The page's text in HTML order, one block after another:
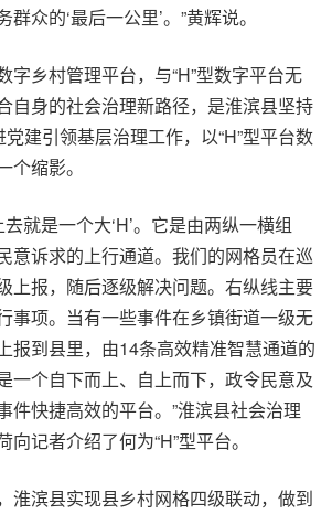
众的‘最后一公里’。”黄辉说。
字乡村管理平台，与“H”型数字平台无
自身的社会治理新路径，是淮滨县坚持
党建引领基层治理工作，以“H”型平台数
个缩影。
去就是一个大‘H’。它是由两纵一横组
意诉求的上行通道。我们的网格员在巡
上报，随后逐级解决问题。右纵线主要
事项。当有一些事件在乡镇街道一级无
报到县里，由14条高效精准智慧通道的
一个自下而上、自上而下，政令民意及
件快捷高效的平台。”淮滨县社会治理
记者介绍了何为“H”型平台。
淮滨县实现县乡村网格四级联动，做到